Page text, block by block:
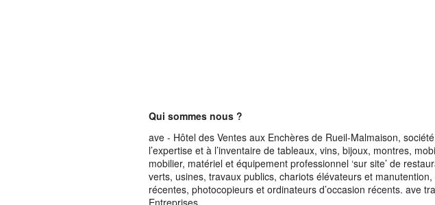
Qui sommes nous ?
ave - Hôtel des Ventes aux Enchères de Rueil-Malmaison,
l’expertise et à l’inventaire de tableaux, vins, bijoux, montres,
mobilier, matériel et équipement professionnel ‘sur site’ de
verts, usines, travaux publics, chariots élévateurs et
récentes, photocopieurs et ordinateurs d’occasion récents. ave